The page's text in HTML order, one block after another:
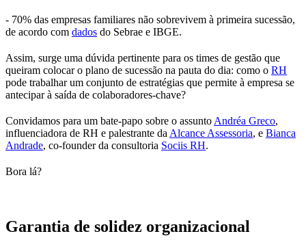
- 70% das empresas familiares não sobrevivem à primeira sucessão,
de acordo com dados do Sebrae e IBGE.
Assim, surge uma dúvida pertinente para os times de gestão que
queiram colocar o plano de sucessão na pauta do dia: como o RH
pode trabalhar um conjunto de estratégias que permite à empresa se
antecipar à saída de colaboradores-chave?
Convidamos para um bate-papo sobre o assunto Andréa Greco,
influenciadora de RH e palestrante da Alcance Assessoria, e Bianca
Andrade, co-founder da consultoria Sociis RH.
Bora lá?
Garantia de solidez organizacional